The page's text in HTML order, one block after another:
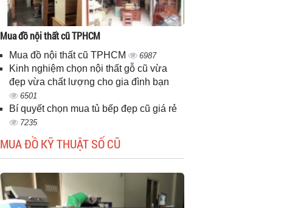
Mua đồ nội thất cũ TPHCM
Mua đồ nội thất cũ TPHCM 6987
Kinh nghiệm chọn nội thất gỗ cũ vừa
đẹp vừa chất lượng cho gia đình bạn
6501
Bí quyết chọn mua tủ bếp đẹp cũ giá rẻ
7235
MUA ĐỒ KỸ THUẬT SỐ CŨ